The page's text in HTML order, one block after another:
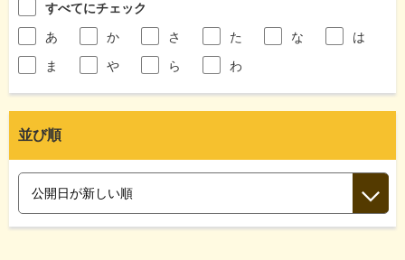
すべてにチェック
あ
か さ た な
は
ま
や ら わ
並び順